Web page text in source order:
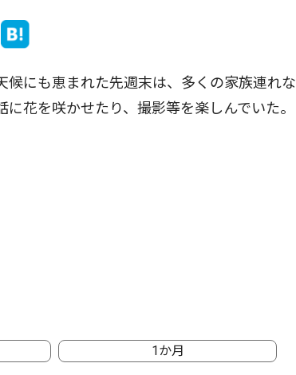
にも恵まれた先週末は、多くの家族連れな
花を咲かせたり、撮影等を楽しんでいた。
1か月